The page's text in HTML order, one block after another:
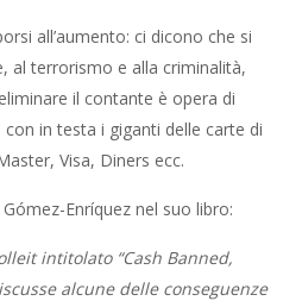
all’aumento: ci dicono che si
al terrorismo e alla criminalità,
il contante è opera di
in testa i giganti delle carte di
Visa, Diners ecc.
Enríquez nel suo libro:
intitolato “Cash Banned,
alcune delle conseguenze